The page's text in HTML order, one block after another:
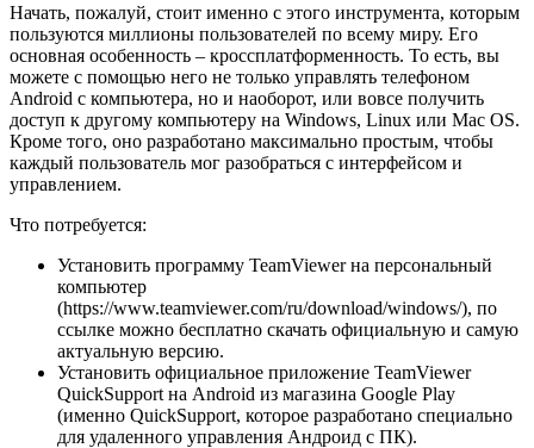
Начать, пожалуй, стоит именно с этого инструмента, которым
пользуются миллионы пользователей по всему миру. Его
основная особенность – кроссплатформенность. То есть, вы
можете с помощью него не только управлять телефоном
Android с компьютера, но и наоборот, или вовсе получить
доступ к другому компьютеру на Windows, Linux или Mac OS.
Кроме того, оно разработано максимально простым, чтобы
каждый пользователь мог разобраться с интерфейсом и
управлением.
Что потребуется:
Установить программу TeamViewer на персональный
компьютер
(https://www.teamviewer.com/ru/download/windows/), по
ссылке можно бесплатно скачать официальную и самую
актуальную версию.
Установить официальное приложение TeamViewer
QuickSupport на Android из магазина Google Play
(именно QuickSupport, которое разработано специально
для удаленного управления Андроид с ПК).